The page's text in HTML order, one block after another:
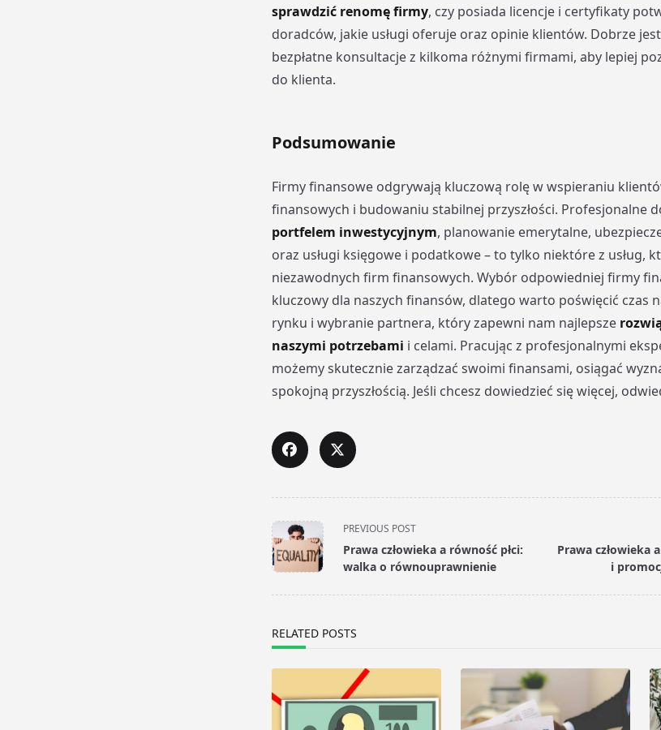
sprawdzić renomę firmy, czy posiada licencje i certyfikaty
doradców, jakie usługi oferuje oraz opinie klientów. Dobrze
bezpłatne konsultacje z kilkoma różnymi firmami, aby lepiej
do klienta.
Podsumowanie
Firmy finansowe odgrywają kluczową rolę w wspieraniu
finansowych i budowaniu stabilnej przyszłości. Profesjonalne
portfelem inwestycyjnym, planowanie emerytalne,
oraz usługi księgowe i podatkowe – to tylko niektóre z usług,
niezawodnych firm finansowych. Wybór odpowiedniej firmy
kluczowy dla naszych finansów, dlatego warto poświęcić czas
rynku i wybranie partnera, który zapewni nam najlepsze
naszymi potrzebami i celami. Pracując z profesjonalnymi
możemy skutecznie zarządzać swoimi finansami, osiągać
spokojną przyszłością. Jeśli chcesz dowiedzieć się więcej,
<span
class="nav-
subtitle
PREVIOUS POST
Prawa człowieka a równość płci:
walka o równouprawnienie
Prawa człowieka
i
RELATED POSTS